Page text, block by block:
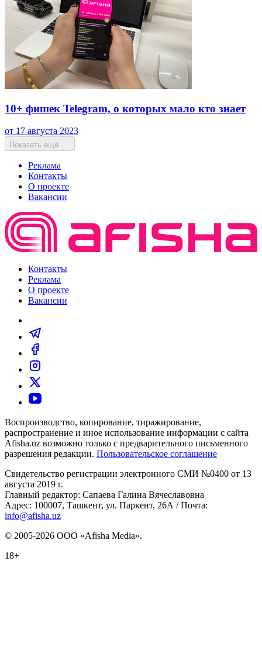
10+ фишек Telegram, о которых мало кто знает
от 17 августа 2023
Показать ещё
Реклама
Контакты
О проекте
Вакансии
Контакты
Реклама
О проекте
Вакансии
Воспроизводство, копирование, тиражирование,
распространение и иное использование информации с сайта
Afisha.uz возможно только с предварительного письменного
разрешения редакции. Пользовательское соглашение
Свидетельство регистрации электронного СМИ №0400 от 13
августа 2019 г.
Главный редактор: Сапаева Галина Вячеславовна
Адрес: 100007, Ташкент, ул. Паркент, 26А / Почта:
info@afisha.uz
© 2005-2026 ООО «Afisha Media».
18+